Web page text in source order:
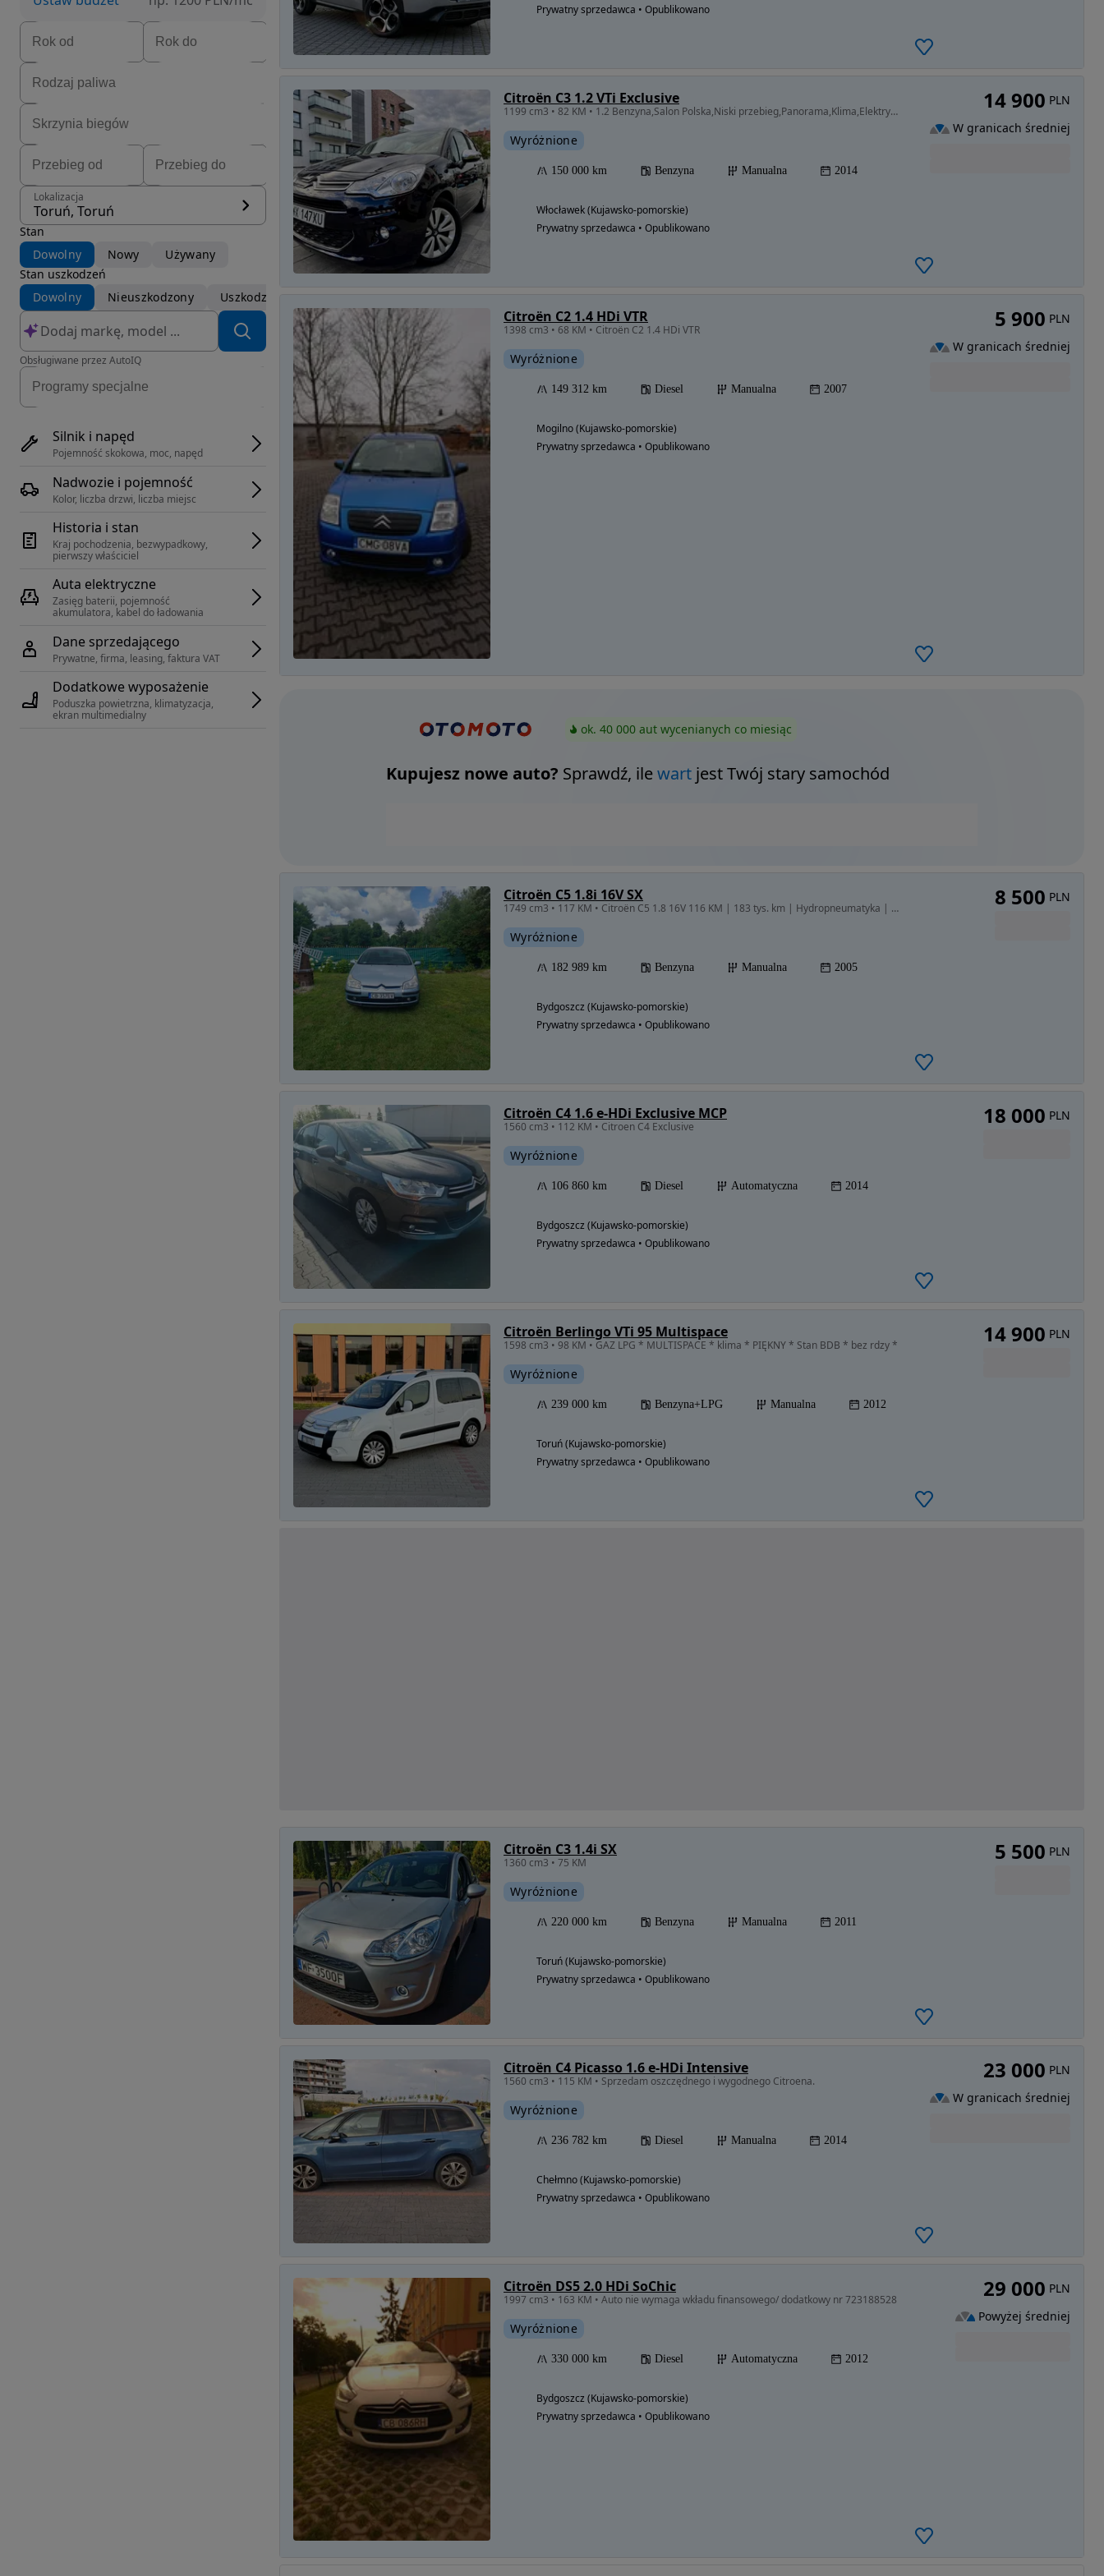
Lokalizacja
Toruń, Toruń
Stan
Dowolny
Nowy
Używany
Stan uszkodzeń
Dowolny
Nieuszkodzony Uszkodzony
Obsługiwane przez AutoIQ
Silnik i napęd
Pojemność skokowa, moc, napęd
Nadwozie i pojemność
Kolor, liczba drzwi, liczba miejsc
Historia i stan
Kraj pochodzenia, bezwypadkowy,
pierwszy właściciel
Auta elektryczne
Zasięg baterii, pojemność
akumulatora, kabel do ładowania
Dane sprzedającego
Prywatne, firma, leasing, faktura VAT
Dodatkowe wyposażenie
Poduszka powietrzna, klimatyzacja,
ekran multimedialny
Prywatny sprzedawca • Opublikowano
Citroën C3 1.2 VTi Exclusive
1199 cm3 • 82 KM • 1.2 Benzyna,Salon Polska,Niski przebieg,Panorama,Klima,Elektryka!
Wyróżnione
150 000 km Benzyna Manualna 2014
Włocławek (Kujawsko-pomorskie)
Prywatny sprzedawca • Opublikowano
14 900 PLN
W granicach średniej
Citroën C2 1.4 HDi VTR
1398 cm3 • 68 KM • Citroën C2 1.4 HDi VTR
Wyróżnione
149 312 km Diesel Manualna 2007
Mogilno (Kujawsko-pomorskie)
Prywatny sprzedawca • Opublikowano
5 900 PLN
W granicach średniej
ok. 40 000 aut wycenianych co miesiąc
Kupujesz nowe auto? Sprawdź, ilewartjest Twój stary samochód
Citroën C5 1.8i 16V SX
1749 cm3 • 117 KM • Citroën C5 1.8 16V 116 KM | 183 tys. km | Hydropneumatyka | Klimatyzac
Wyróżnione
182 989 km Benzyna Manualna 2005
Bydgoszcz (Kujawsko-pomorskie)
Prywatny sprzedawca • Opublikowano
8 500 PLN
Citroën C4 1.6 e-HDi Exclusive MCP
1560 cm3 • 112 KM • Citroen C4 Exclusive
Wyróżnione
106 860 km Diesel Automatyczna 2014
Bydgoszcz (Kujawsko-pomorskie)
Prywatny sprzedawca • Opublikowano
18 000 PLN
Citroën Berlingo VTi 95 Multispace
1598 cm3 • 98 KM • GAZ LPG * MULTISPACE * klima * PIĘKNY * Stan BDB * bez rdzy *
Wyróżnione
239 000 km Benzyna+LPG Manualna 2012
Toruń (Kujawsko-pomorskie)
Prywatny sprzedawca • Opublikowano
14 900 PLN
Citroën C3 1.4i SX
1360 cm3 • 75 KM
Wyróżnione
220 000 km Benzyna Manualna 2011
Toruń (Kujawsko-pomorskie)
Prywatny sprzedawca • Opublikowano
5 500 PLN
Citroën C4 Picasso 1.6 e-HDi Intensive
1560 cm3 • 115 KM • Sprzedam oszczędnego i wygodnego Citroena.
Wyróżnione
236 782 km Diesel Manualna 2014
Chełmno (Kujawsko-pomorskie)
Prywatny sprzedawca • Opublikowano
23 000 PLN
W granicach średniej
Citroën DS5 2.0 HDi SoChic
1997 cm3 • 163 KM • Auto nie wymaga wkładu finansowego/ dodatkowy nr 723188528
Wyróżnione
330 000 km Diesel Automatyczna 2012
Bydgoszcz (Kujawsko-pomorskie)
Prywatny sprzedawca • Opublikowano
29 000 PLN
Powyżej średniej